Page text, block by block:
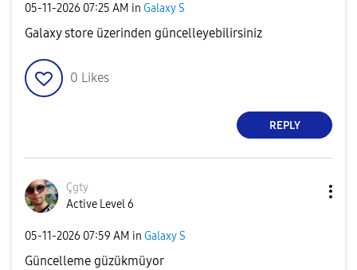
‎05-11-2026 07:25 AM in Galaxy S
Galaxy store üzerinden güncelleyebilirsiniz
0 Likes
REPLY
Çgty
Active Level 6
‎05-11-2026 07:59 AM in Galaxy S
Güncelleme güzükmüyor